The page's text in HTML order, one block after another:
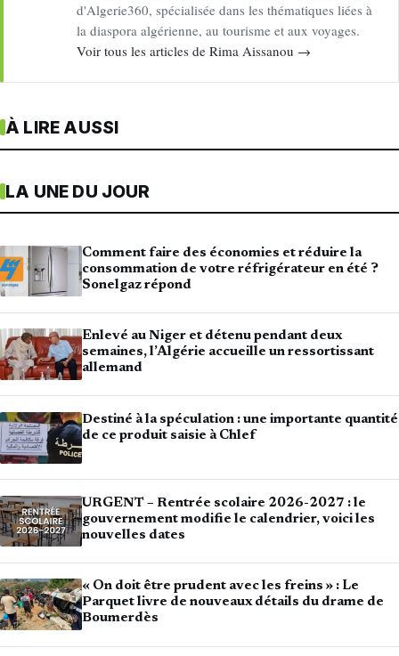
d'Algerie360, spécialisée dans les thématiques liées à
la diaspora algérienne, au tourisme et aux voyages.
Voir tous les articles de Rima Aissanou →
À LIRE AUSSI
LA UNE DU JOUR
Comment faire des économies et réduire la
consommation de votre réfrigérateur en été ?
Sonelgaz répond
Enlevé au Niger et détenu pendant deux
semaines, l’Algérie accueille un ressortissant
allemand
Destiné à la spéculation : une importante quantité
de ce produit saisie à Chlef
URGENT – Rentrée scolaire 2026-2027 : le
gouvernement modifie le calendrier, voici les
nouvelles dates
« On doit être prudent avec les freins » : Le
Parquet livre de nouveaux détails du drame de
Boumerdès